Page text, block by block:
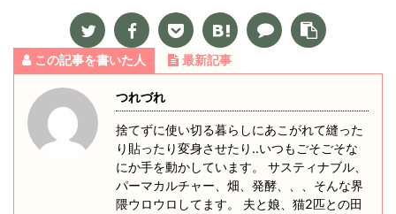
この記事を書いた人 最新記事
つれづれ
捨てずに使い切る暮らしにあこがれて縫った
り貼ったり変身させたり‥いつもごそごそな
にか手を動かしています。 サスティナブル、
パーマカルチャー、畑、発酵、、、そんな界
隈ウロウロしてます。 夫と娘、猫2匹との田